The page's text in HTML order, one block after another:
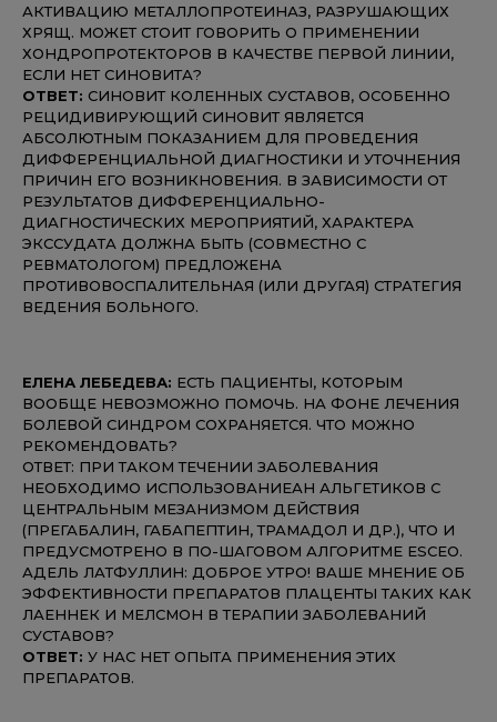
АКТИВАЦИЮ МЕТАЛЛОПРОТЕИНАЗ, РАЗРУШАЮЩИХ
ХРЯЩ. МОЖЕТ СТОИТ ГОВОРИТЬ О ПРИМЕНЕНИИ
ХОНДРОПРОТЕКТОРОВ В КАЧЕСТВЕ ПЕРВОЙ ЛИНИИ,
ЕСЛИ НЕТ СИНОВИТА?
ОТВЕТ: СИНОВИТ КОЛЕННЫХ СУСТАВОВ, ОСОБЕННО
РЕЦИДИВИРУЮЩИЙ СИНОВИТ ЯВЛЯЕТСЯ
АБСОЛЮТНЫМ ПОКАЗАНИЕМ ДЛЯ ПРОВЕДЕНИЯ
ДИФФЕРЕНЦИАЛЬНОЙ ДИАГНОСТИКИ И УТОЧНЕНИЯ
ПРИЧИН ЕГО ВОЗНИКНОВЕНИЯ. В ЗАВИСИМОСТИ ОТ
РЕЗУЛЬТАТОВ ДИФФЕРЕНЦИАЛЬНО-
ДИАГНОСТИЧЕСКИХ МЕРОПРИЯТИЙ, ХАРАКТЕРА
ЭКССУДАТА ДОЛЖНА БЫТЬ (СОВМЕСТНО С
РЕВМАТОЛОГОМ) ПРЕДЛОЖЕНА
ПРОТИВОВОСПАЛИТЕЛЬНАЯ (ИЛИ ДРУГАЯ) СТРАТЕГИЯ
ВЕДЕНИЯ БОЛЬНОГО.
ЕЛЕНА ЛЕБЕДЕВА: ЕСТЬ ПАЦИЕНТЫ, КОТОРЫМ
ВООБЩЕ НЕВОЗМОЖНО ПОМОЧЬ. НА ФОНЕ ЛЕЧЕНИЯ
БОЛЕВОЙ СИНДРОМ СОХРАНЯЕТСЯ. ЧТО МОЖНО
РЕКОМЕНДОВАТЬ?
ОТВЕТ: ПРИ ТАКОМ ТЕЧЕНИИ ЗАБОЛЕВАНИЯ
НЕОБХОДИМО ИСПОЛЬЗОВАНИЕАН АЛЬГЕТИКОВ С
ЦЕНТРАЛЬНЫМ МЕЗАНИЗМОМ ДЕЙСТВИЯ
(ПРЕГАБАЛИН, ГАБАПЕПТИН, ТРАМАДОЛ И ДР.), ЧТО И
ПРЕДУСМОТРЕНО В ПО-ШАГОВОМ АЛГОРИТМЕ ESCEO.
АДЕЛЬ ЛАТФУЛЛИН: ДОБРОЕ УТРО! ВАШЕ МНЕНИЕ ОБ
ЭФФЕКТИВНОСТИ ПРЕПАРАТОВ ПЛАЦЕНТЫ ТАКИХ КАК
ЛАЕННЕК И МЕЛСМОН В ТЕРАПИИ ЗАБОЛЕВАНИЙ
СУСТАВОВ?
ОТВЕТ: У НАС НЕТ ОПЫТА ПРИМЕНЕНИЯ ЭТИХ
ПРЕПАРАТОВ.